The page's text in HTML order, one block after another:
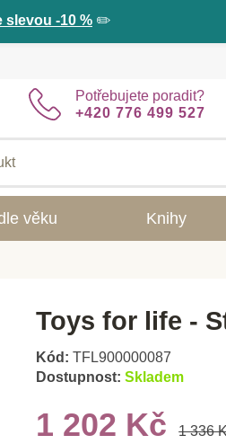
slevou -10 % ✏️
Potřebujete poradit?
+420 776 499 527
věku Knihy
Toys for life -
Kód: TFL900000087
Dostupnost: Skladem
1 202 Kč 1 336